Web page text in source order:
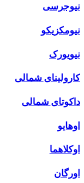
نیوجرسی
نیومکزیکو
نیویورک
کارولینای شمالی
داکوتای شمالی
اوهایو
اوکلاهما
اورگان